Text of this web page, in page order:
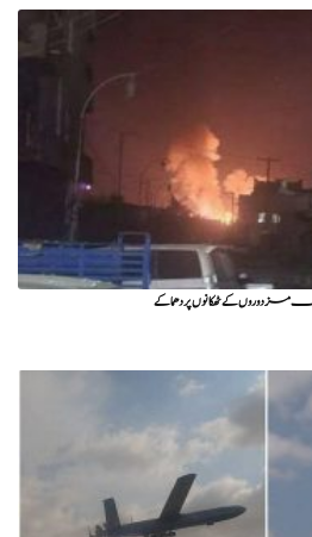
مزدوروں کے ٹھکانوں پر دھماکے